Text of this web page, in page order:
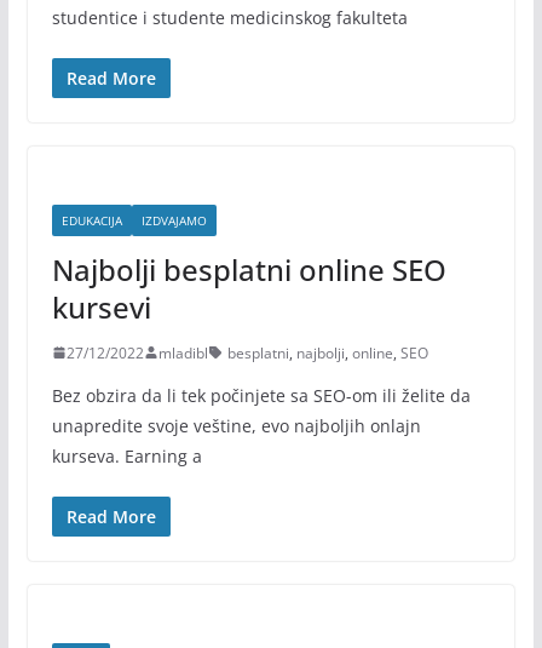
studentice i studente medicinskog fakulteta
Read More
EDUKACIJA IZDVAJAMO
Najbolji besplatni online SEO
kursevi
27/12/2022 mladibl besplatni, najbolji, online, SEO
Bez obzira da li tek počinjete sa SEO-om ili želite da
unapredite svoje veštine, evo najboljih onlajn
kurseva. Earning a
Read More